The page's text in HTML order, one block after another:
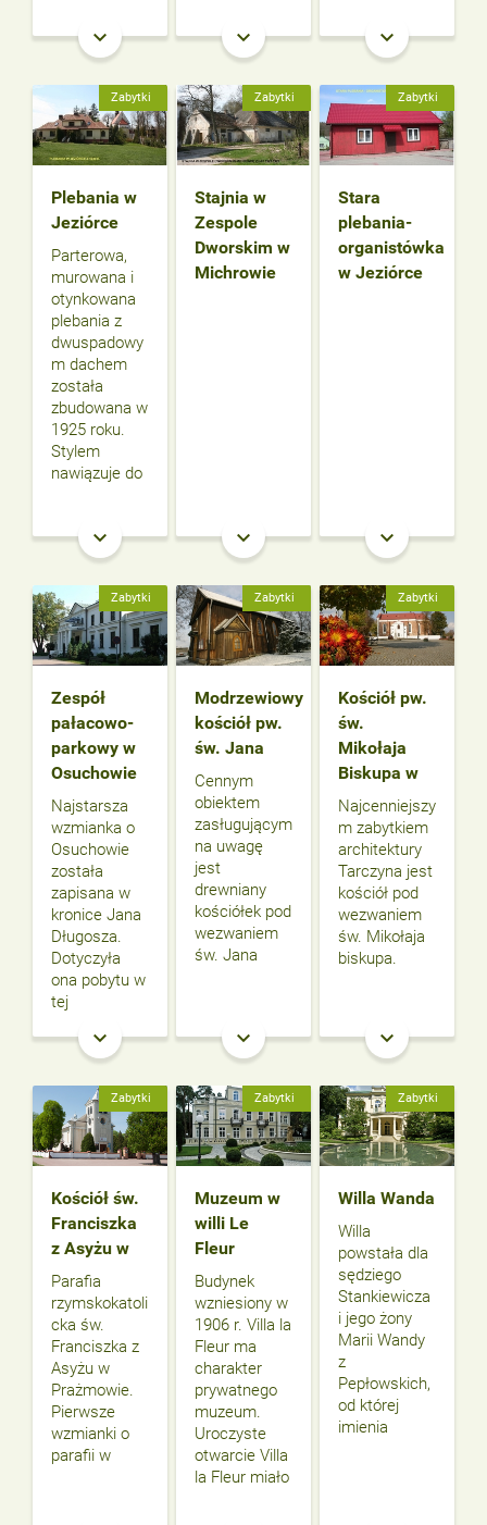
keyboard_arrow_down keyboard_arrow_down keyboard_arrow_down
Zabytki
Plebania w
Jeziórce
Parterowa,
murowana i
otynkowana
plebania z
dwuspadowy
m dachem
została
zbudowana w
1925 roku.
Stylem
nawiązuje do
keyboard_arrow_down
Zabytki
Stajnia w
Zespole
Dworskim w
Michrowie
keyboard_arrow_down
Zabytki
Stara
plebania-
organistówka
w Jeziórce
keyboard_arrow_down
Zabytki
Zespół
pałacowo-
parkowy w
Osuchowie
Najstarsza
wzmianka o
Osuchowie
została
zapisana w
kronice Jana
Długosza.
Dotyczyła
ona pobytu w
tej
keyboard_arrow_down
Zabytki
Modrzewiowy
kościół pw.
św. Jana
Cennym
obiektem
zasługującym
na uwagę
jest
drewniany
kościółek pod
wezwaniem
św. Jana
keyboard_arrow_down
Zabytki
Kościół pw.
św.
Mikołaja
Biskupa w
Najcenniejszy
m zabytkiem
architektury
Tarczyna jest
kościół pod
wezwaniem
św. Mikołaja
biskupa.
keyboard_arrow_down
Zabytki
Kościół św.
Franciszka
z Asyżu w
Parafia
rzymskokatoli
cka św.
Franciszka z
Asyżu w
Prażmowie.
Pierwsze
wzmianki o
parafii w
Zabytki
Muzeum w
willi Le
Fleur
Budynek
wzniesiony w
1906 r. Villa la
Fleur ma
charakter
prywatnego
muzeum.
Uroczyste
otwarcie Villa
la Fleur miało
Zabytki
Willa Wanda
Willa
powstała dla
sędziego
Stankiewicza
i jego żony
Marii Wandy
z
Pepłowskich,
od której
imienia